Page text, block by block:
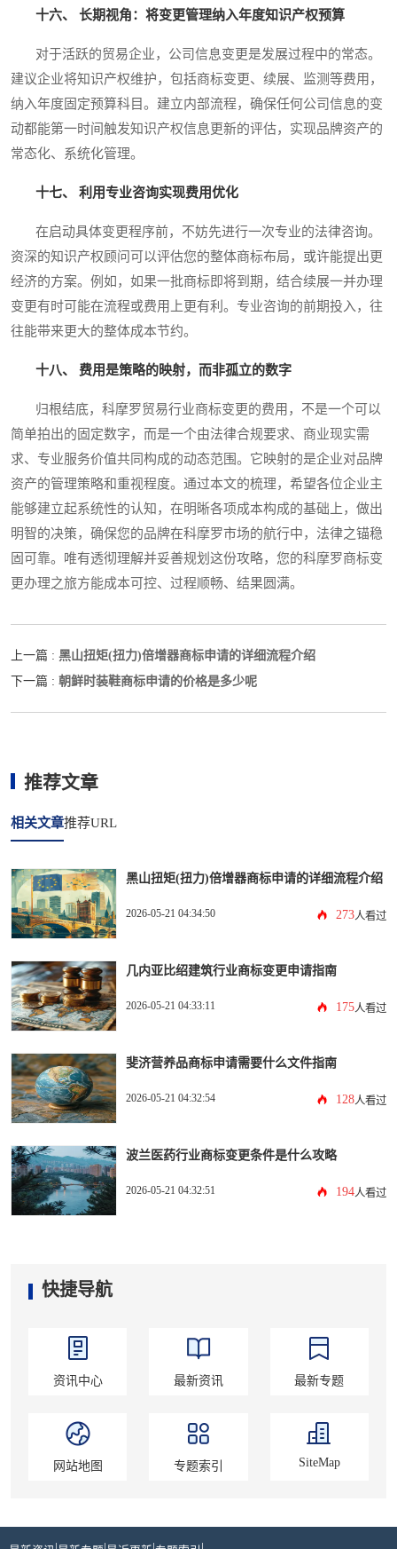
十六、 长期视角：将变更管理纳入年度知识产权预算
对于活跃的贸易企业，公司信息变更是发展过程中的常态。
建议企业将知识产权维护，包括商标变更、续展、监测等费用，
纳入年度固定预算科目。建立内部流程，确保任何公司信息的变
动都能第一时间触发知识产权信息更新的评估，实现品牌资产的
常态化、系统化管理。
十七、 利用专业咨询实现费用优化
在启动具体变更程序前，不妨先进行一次专业的法律咨询。
资深的知识产权顾问可以评估您的整体商标布局，或许能提出更
经济的方案。例如，如果一批商标即将到期，结合续展一并办理
变更有时可能在流程或费用上更有利。专业咨询的前期投入，往
往能带来更大的整体成本节约。
十八、 费用是策略的映射，而非孤立的数字
归根结底，科摩罗贸易行业商标变更的费用，不是一个可以
简单拍出的固定数字，而是一个由法律合规要求、商业现实需
求、专业服务价值共同构成的动态范围。它映射的是企业对品牌
资产的管理策略和重视程度。通过本文的梳理，希望各位企业主
能够建立起系统性的认知，在明晰各项成本构成的基础上，做出
明智的决策，确保您的品牌在科摩罗市场的航行中，法律之锚稳
固可靠。唯有透彻理解并妥善规划这份攻略，您的科摩罗商标变
更办理之旅方能成本可控、过程顺畅、结果圆满。
上一篇 : 黑山扭矩(扭力)倍增器商标申请的详细流程介绍
下一篇 : 朝鲜时装鞋商标申请的价格是多少呢
推荐文章
相关文章推荐URL
黑山扭矩(扭力)倍增器商标申请的详细流程介绍
2026-05-21 04:34:50 273人看过
几内亚比绍建筑行业商标变更申请指南
2026-05-21 04:33:11 175人看过
斐济营养品商标申请需要什么文件指南
2026-05-21 04:32:54 128人看过
波兰医药行业商标变更条件是什么攻略
2026-05-21 04:32:51 194人看过
快捷导航
资讯中心 最新资讯 最新专题
网站地图 专题索引 SiteMap